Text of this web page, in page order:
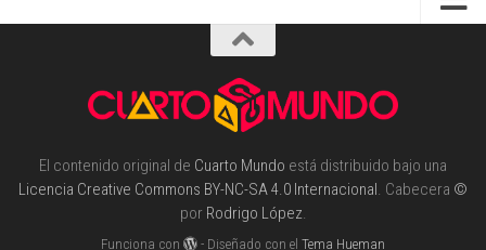
El contenido original de Cuarto Mundo está distribuido bajo una
Licencia Creative Commons BY-NC-SA 4.0 Internacional. Cabecera ©
por Rodrigo López.
Funciona con - Diseñado con elTema Hueman